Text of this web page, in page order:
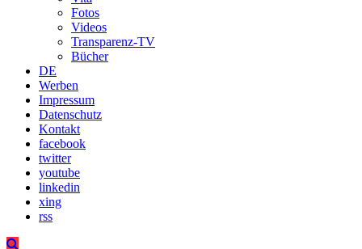
Fotos
Videos
Transparenz-TV
Bücher
DE
Werben
Impressum
Datenschutz
Kontakt
facebook
twitter
youtube
linkedin
xing
rss